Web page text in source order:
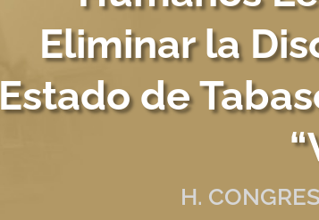
Eliminar la
Estado de
H.